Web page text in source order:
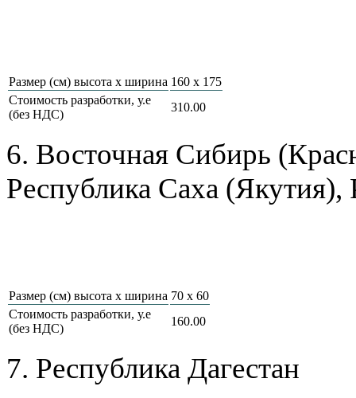
Размер (см) высота х ширина 160 x 175
Стоимость разработки, у.е
(без НДС)
310.00
6. Восточная Сибирь
Республика Саха (Якутия),
Размер (см) высота х ширина 70 x 60
Стоимость разработки, у.е
(без НДС)
160.00
7. Республика Дагестан